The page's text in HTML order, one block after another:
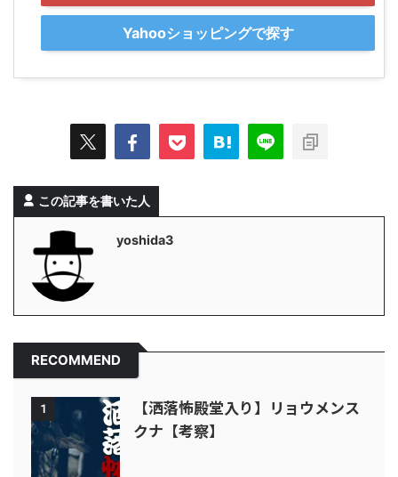
Yahooショッピングで探す
この記事を書いた人
yoshida3
RECOMMEND
1
【洒落怖殿堂入り】リョウメンス
クナ【考察】